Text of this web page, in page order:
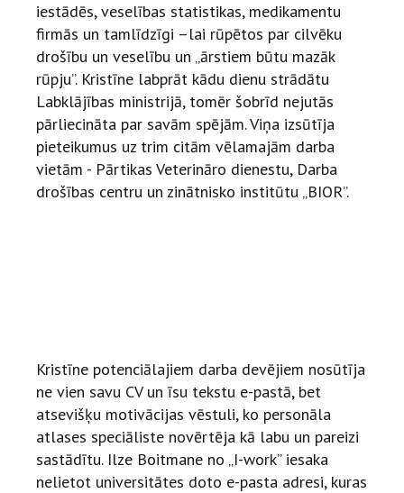
iestādēs, veselības statistikas, medikamentu
firmās un tamlīdzīgi –lai rūpētos par cilvēku
drošību un veselību un „ārstiem būtu mazāk
rūpju”. Kristīne labprāt kādu dienu strādātu
Labklājības ministrijā, tomēr šobrīd nejutās
pārliecināta par savām spējām. Viņa izsūtīja
pieteikumus uz trim citām vēlamajām darba
vietām - Pārtikas Veterināro dienestu, Darba
drošības centru un zinātnisko institūtu „BIOR”.
Kristīne potenciālajiem darba devējiem nosūtīja
ne vien savu CV un īsu tekstu e-pastā, bet
atsevišķu motivācijas vēstuli, ko personāla
atlases speciāliste novērtēja kā labu un pareizi
sastādītu. Ilze Boitmane no „I-work” iesaka
nelietot universitātes doto e-pasta adresi, kuras